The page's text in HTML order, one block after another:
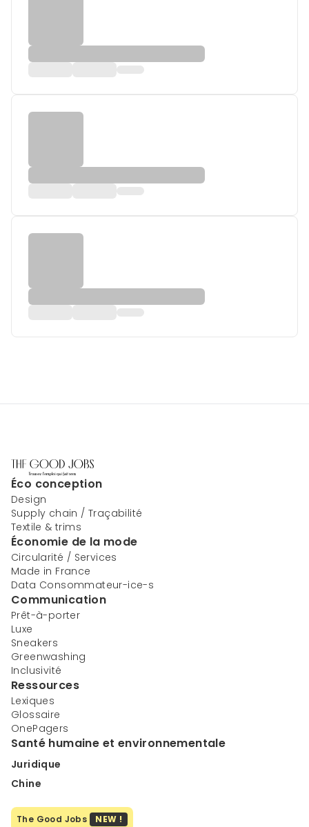
Éco conception
Design
Supply chain / Traçabilité
Textile & trims
Économie de la mode
Circularité / Services
Made in France
Data Consommateur-ice-s
Communication
Prêt-à-porter
Luxe
Sneakers
Greenwashing
Inclusivité
Ressources
Lexiques
Glossaire
OnePagers
Santé humaine et environnementale
Juridique
Chine
The Good Jobs NEW !